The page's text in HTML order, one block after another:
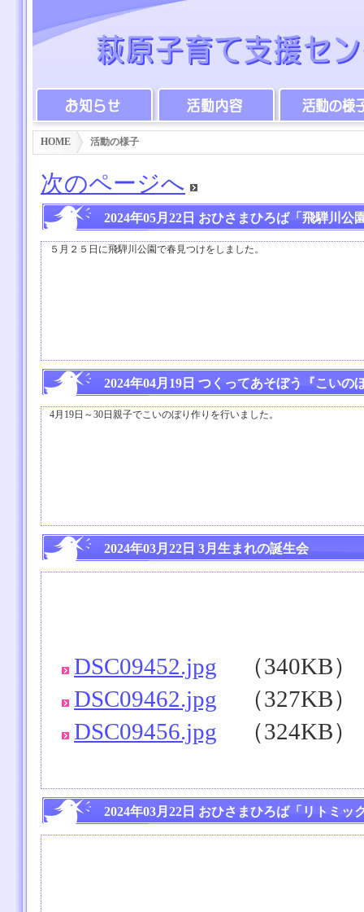
HOME 活動の様子
次のページへ
2024年05月22日 おひさまひろば「飛騨川公
５月２５日に飛騨川公園で春見つけをしました。
2024年04月19日 つくってあそぼう『こいの
4月19日～30日親子でこいのぼり作りを行いました。
2024年03月22日 3月生まれの誕生会
DSC09452.jpg （340KB）
DSC09462.jpg （327KB）
DSC09456.jpg （324KB）
2024年03月22日 おひさまひろば「リトミッ